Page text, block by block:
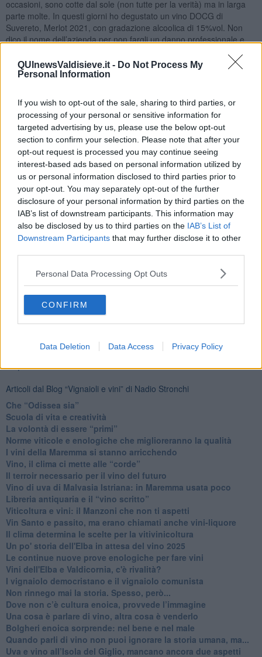
QUInewsValdisieve.it - Do Not Process My
Personal Information
If you wish to opt-out of the sale, sharing to third parties, or
processing of your personal or sensitive information for
targeted advertising by us, please use the below opt-out
section to confirm your selection. Please note that after your
opt-out request is processed you may continue seeing
interest-based ads based on personal information utilized by
us or personal information disclosed to third parties prior to
your opt-out. You may separately opt-out of the further
disclosure of your personal information by third parties on the
IAB’s list of downstream participants. This information may
also be disclosed by us to third parties on the IAB’s List of
Downstream Participants that may further disclose it to other
Personal Data Processing Opt Outs
CONFIRM
Data Deletion Data Access Privacy Policy
occasioni, sono cotte dal sole (non tutte per la verità) ma in larga
parte molte. In questi giorni ho degustato un vino DOCG di
Suvereto, Merlot 2021, con gradazione alcoolica di 15%vol. Non
dico il nome dell’azienda per non fargli un danno professionale e
come giusto che sia.
Ecco la mia impressione organolettica: Colore: rosso granato
appassiti: Ciliegia, lampone, mirtillo. Gusto: caldo, intenso, si ripete
il fruttato e una sensazione finale “bruciante”.
Nadio Stronchi
Se vuoi leggere le notizie principali della Toscana iscriviti alla
Newsletter QUInews - ToscanaMedia.
Arriva gratis tutti i giorni
alle 20:00 direttamente nella tua casella di posta.
Fotogallery
Articoli dal Blog “Vignaioli e vini” di Nadio Stronchi
​Che “Odissea sia”
Scuola di vita e creatività
​La volontà di essere “primi”
Norme viticole e enologiche che miglioreranno la qualità
​I vini della Maremma si stanno arricchendo
Vino, il clima ci mette alle “corde”
Il terroir necessario per il vino del futuro
​Vino di uva di Malvasia Istriana: in Maremma usata poco
​Libreria antiquaria e il “vino scritto”
​Viticoltura e vini: il Manzoni che non ti aspetti
​Vin Santo e passito, ma erano chiamati anche vini-liquore
Il clima determina le scelte per la vitivinicoltura
Un po' storia dell'Elba in attesa del vino 2025
Le continue nuove prove enologiche per fare vini
Vini dell'Elba e Valdicornia, c'è rivalità?
​I vignaiolo democristano e il vignaiolo comunista
​Non rinnego mai la storia. Spesso, però...
​Dove non c’è cultura enoica, provvede l’immagine
​Una cosa è parlare di vino, altra cosa è venderlo
Bolgheri enoica sorprende: nel bene e nel male
​Quando parli di vino non puoi ignorare la storia umana, ma...
Uva e vino all’Isola del Giglio, mancano ancora due aspetti